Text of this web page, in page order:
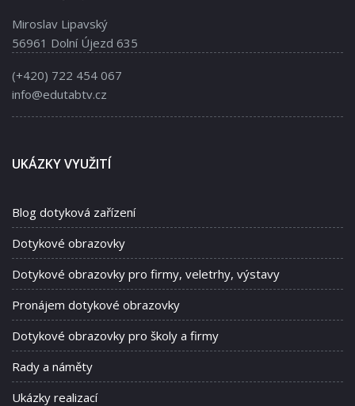
Miroslav Lipavský
56961 Dolní Újezd 635
(+420) 722 454 067
info@edutabtv.cz
UKÁZKY VYUŽITÍ
Blog dotyková zařízení
Dotykové obrazovky
Dotykové obrazovky pro firmy, veletrhy, výstavy
Pronájem dotykové obrazovky
Dotykové obrazovky pro školy a firmy
Rady a náměty
Ukázky realizací